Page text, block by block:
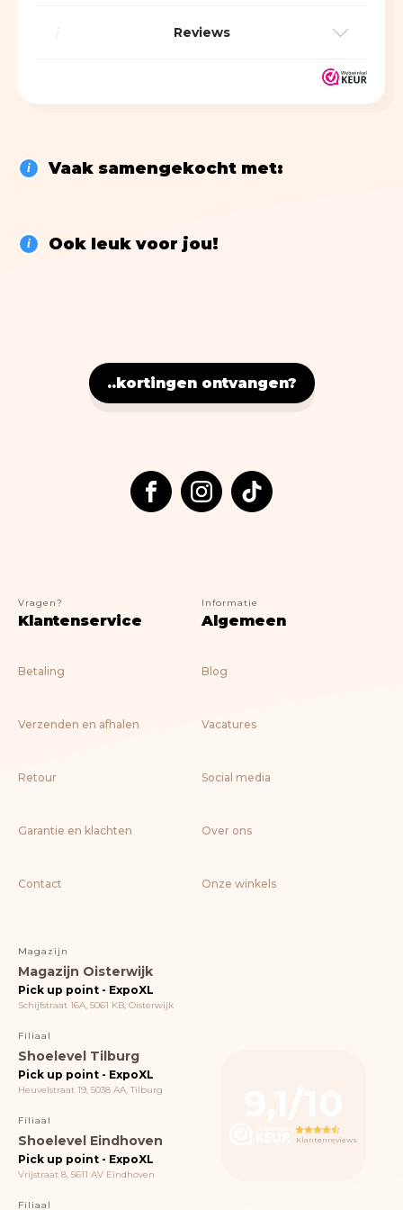
Reviews
i Vaak samengekocht met:
i Ook leuk voor jou!
..kortingen ontvangen?
Vragen?
Klantenservice
Betaling
Verzenden en afhalen
Retour
Garantie en klachten
Contact
Informatie
Algemeen
Blog
Vacatures
Social media
Over ons
Onze winkels
Magazijn
Magazijn Oisterwijk
Pick up point - ExpoXL
Schijfstraat 16A, 5061 KB, Oisterwijk
Filiaal
Shoelevel Tilburg
Pick up point - ExpoXL
Heuvelstraat 19, 5038 AA, Tilburg
Filiaal
Shoelevel Eindhoven
Pick up point - ExpoXL
Vrijstraat 8, 5611 AV Eindhoven
Filiaal
Klantenreviews